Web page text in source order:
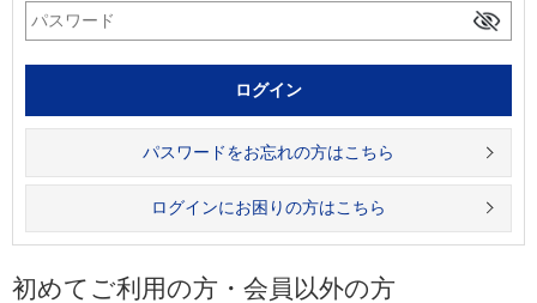
パスワードをお忘れの方はこちら
ログインにお困りの方はこちら
初めてご利用の方・会員以外の方